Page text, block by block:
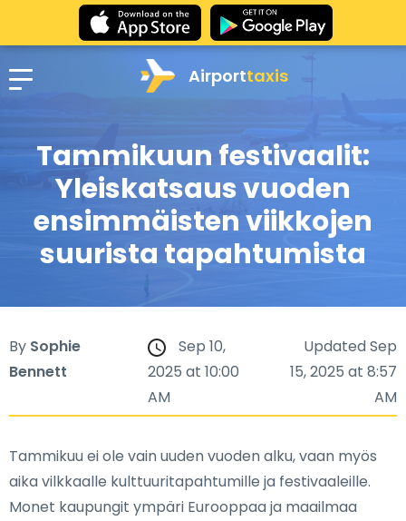
Airporttaxis
Tammikuun festivaalit:
Yleiskatsaus vuoden
ensimmäisten viikkojen
suurista tapahtumista
By Sophie
Bennett
Sep 10,
2025 at 10:00
AM
Updated Sep
15, 2025 at 8:57
AM
Tammikuu ei ole vain uuden vuoden alku, vaan myös
aika vilkkaalle kulttuuritapahtumille ja festivaaleille.
Monet kaupungit ympäri Eurooppaa ja maailmaa